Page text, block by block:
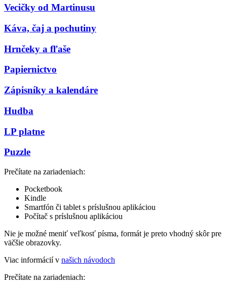
Vecičky od Martinusu
Káva, čaj a pochutiny
Hrnčeky a fľaše
Papiernictvo
Zápisníky a kalendáre
Hudba
LP platne
Puzzle
Prečítate na zariadeniach:
Pocketbook
Kindle
Smartfón či tablet s príslušnou aplikáciou
Počítač s príslušnou aplikáciou
Nie je možné meniť veľkosť písma, formát je preto vhodný skôr pre
väčšie obrazovky.
Viac informácií v našich návodoch
Prečítate na zariadeniach: